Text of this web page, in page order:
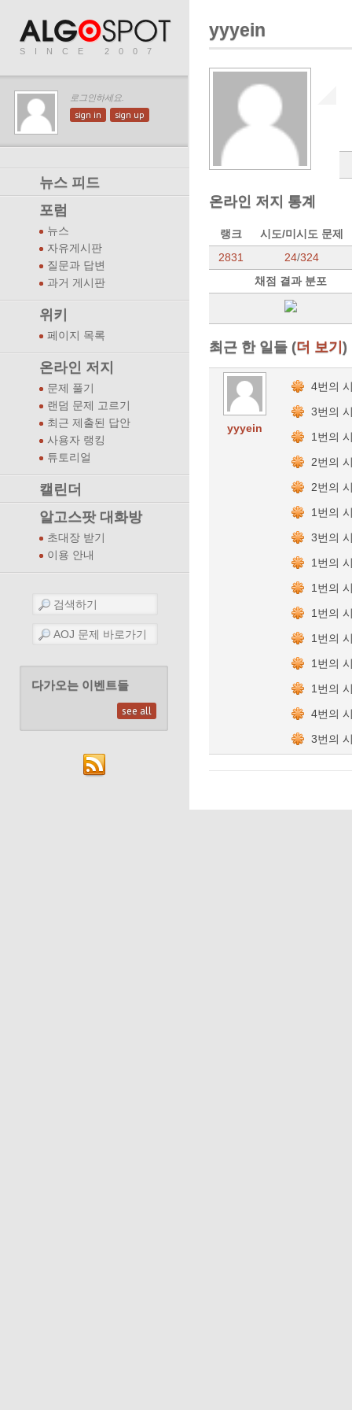
SINCE 2007
로그인하세요.
sign in sign up
뉴스 피드
포럼
뉴스
자유게시판
질문과 답변
과거 게시판
위키
페이지 목록
온라인 저지
문제 풀기
랜덤 문제 고르기
최근 제출된 답안
사용자 랭킹
튜토리얼
캘린더
알고스팟 대화방
초대장 받기
이용 안내
다가오는 이벤트들
see all
yyyein
온라인 저지 통계
랭크
시도/미시도 문제
2831
24/324
채점 결과 분포
최근 한 일들 (더 보기)
yyyein
4번의
3번의
1번의
2번의
2번의
1번의
3번의
1번의
1번의
1번의
1번의
1번의
1번의
4번의
3번의